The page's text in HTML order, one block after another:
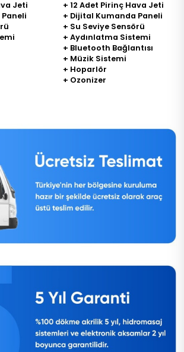
Jeti
+ 12 Adet Pirinç Hava Jeti
+ Dijital Kumanda Paneli
+ Su Seviye Sensörü
+ Aydınlatma Sistemi
+ Bluetooth Bağlantısı
+ Müzik Sistemi
+ Hoparlör
+ Ozonizer